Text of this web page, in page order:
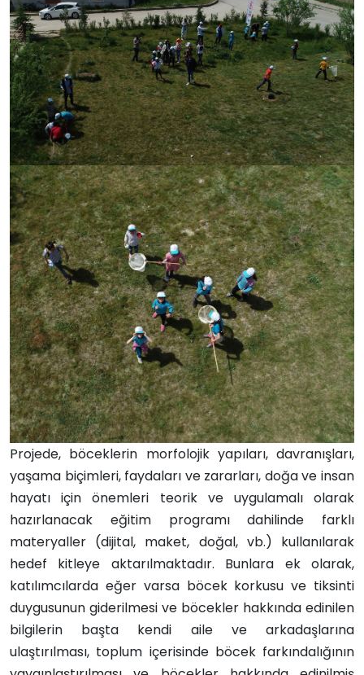
Projede, böceklerin morfolojik yapıları, davranışları,
yaşama biçimleri, faydaları ve zararları, doğa ve insan
hayatı için önemleri teorik ve uygulamalı olarak
hazırlanacak eğitim programı dahilinde farklı
materyaller (dijital, maket, doğal, vb.) kullanılarak
hedef kitleye aktarılmaktadır. Bunlara ek olarak,
katılımcılarda eğer varsa böcek korkusu ve tiksinti
duygusunun giderilmesi ve böcekler hakkında edinilen
bilgilerin başta kendi aile ve arkadaşlarına
ulaştırılması, toplum içerisinde böcek farkındalığının